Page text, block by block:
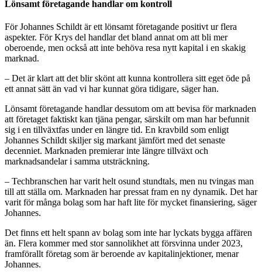
Lönsamt företagande handlar om kontroll
För Johannes Schildt är ett lönsamt företagande positivt ur flera
aspekter. För Krys del handlar det bland annat om att bli mer
oberoende, men också att inte behöva resa nytt kapital i en skakig
marknad.
– Det är klart att det blir skönt att kunna kontrollera sitt eget öde på
ett annat sätt än vad vi har kunnat göra tidigare, säger han.
Lönsamt företagande handlar dessutom om att bevisa för marknaden
att företaget faktiskt kan tjäna pengar, särskilt om man har befunnit
sig i en tillväxtfas under en längre tid. En kravbild som enligt
Johannes Schildt skiljer sig markant jämfört med det senaste
decenniet. Marknaden premierar inte längre tillväxt och
marknadsandelar i samma utsträckning.
– Techbranschen har varit helt osund stundtals, men nu tvingas man
till att ställa om. Marknaden har pressat fram en ny dynamik. Det har
varit för många bolag som har haft lite för mycket finansiering, säger
Johannes.
Det finns ett helt spann av bolag som inte har lyckats bygga affären
än. Flera kommer med stor sannolikhet att försvinna under 2023,
framförallt företag som är beroende av kapitalinjektioner, menar
Johannes.